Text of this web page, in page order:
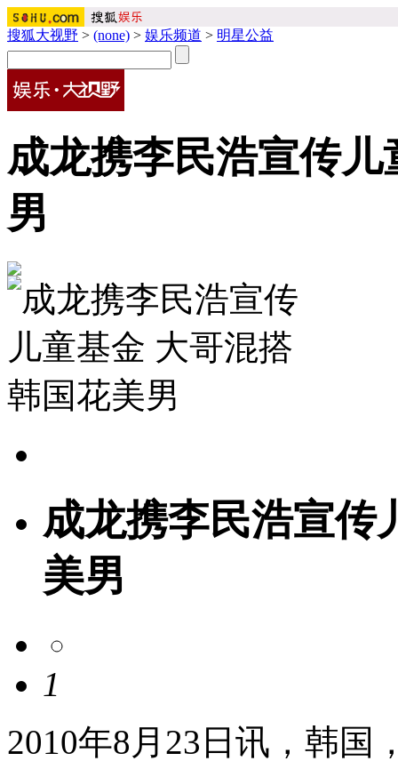
搜狐大视野 > (none) > 娱乐频道 > 明星公益
成龙携李民浩宣传
男
成龙携李民浩宣传
美男
1
2010年8月23日讯，韩国